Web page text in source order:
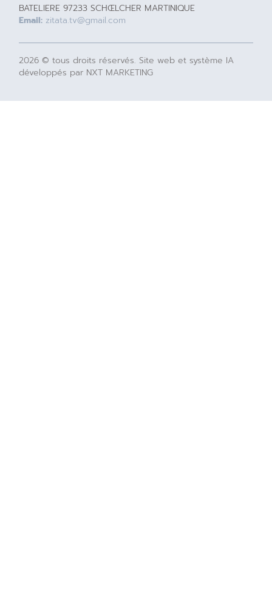
BATELIERE 97233 SCHŒLCHER MARTINIQUE
Email: zitata.tv@gmail.com
2026 © tous droits réservés. Site web et système IA
développés par NXT MARKETING